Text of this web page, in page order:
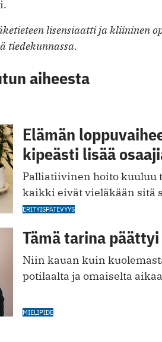
lisensiaatti ja kliininen
tiedekunnassa.
aiheesta
Elämän
kipeästi lisää
Palliatiivinen hoito kuuluu
kaikki eivät vieläkään sitä
ERITYISPÄTEVYYS
Tämä tarina
Niin kauan kuin
potilaalta ja omaiselta
MIELIPIDE